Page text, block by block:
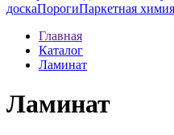
доскаПорогиПаркетная химия
Главная
Каталог
Ламинат
Ламинат